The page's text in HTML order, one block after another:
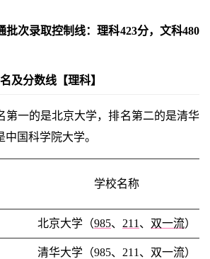
批次录取控制线：理科423分，文科480
及分数线【理科】
第一的是北京大学，排名第二的是清华
国科学院大学。
学校名称
北京大学（985、 211 、 双一流）
清华大学（985、211、双一流）